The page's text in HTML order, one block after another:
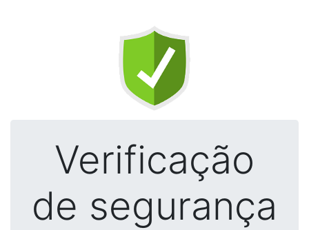
Verificação
de segurança